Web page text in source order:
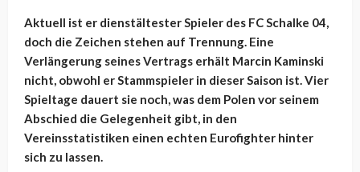
Aktuell ist er dienstältester Spieler des FC Schalke 04,
doch die Zeichen stehen auf Trennung. Eine
Verlängerung seines Vertrags erhält Marcin Kaminski
nicht, obwohl er Stammspieler in dieser Saison ist. Vier
Spieltage dauert sie noch, was dem Polen vor seinem
Abschied die Gelegenheit gibt, in den
Vereinsstatistiken einen echten Eurofighter hinter
sich zu lassen.